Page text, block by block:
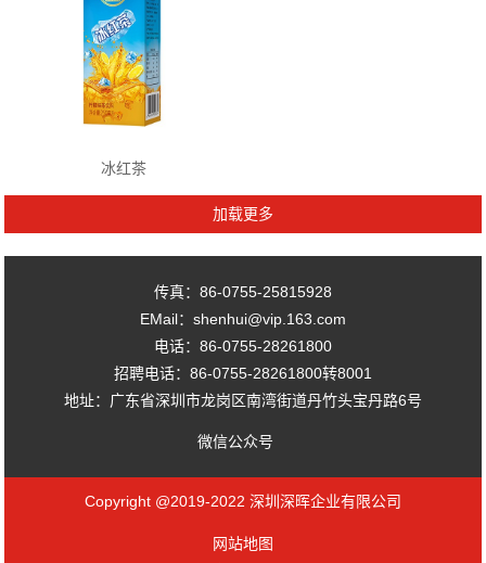
冰红茶
传真：86-0755-25815928
EMail：shenhui@vip.163.com
电话：86-0755-28261800
招聘电话：86-0755-28261800转8001
地址：广东省深圳市龙岗区南湾街道丹竹头宝丹路6号
微信公众号
Copyright @2019-2022 深圳深晖企业有限公司
网站地图